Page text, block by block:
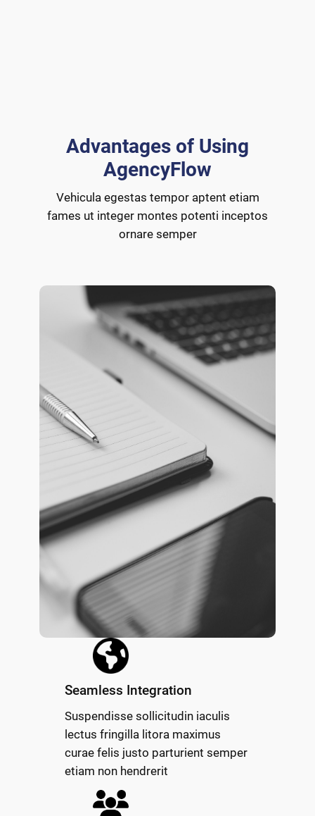
Advantages of Using
AgencyFlow
Vehicula egestas tempor aptent etiam
fames ut integer montes potenti inceptos
ornare semper
Seamless Integration
Suspendisse sollicitudin iaculis
lectus fringilla litora maximus
curae felis justo parturient semper
etiam non hendrerit